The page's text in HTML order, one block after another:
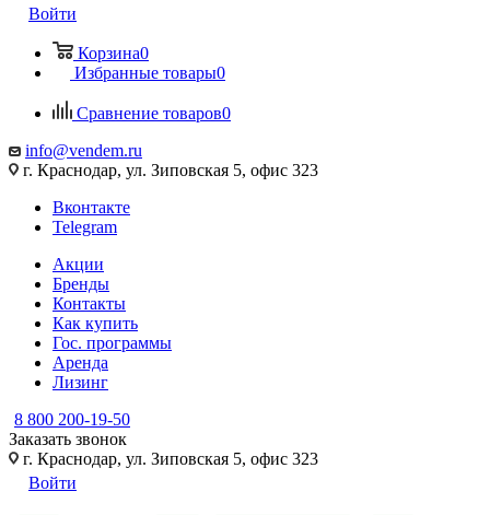
Войти
Корзина0
Избранные товары0
Сравнение товаров0
info@vendem.ru
г. Краснодар, ул. Зиповская 5, офис 323
Вконтакте
Telegram
Акции
Бренды
Контакты
Как купить
Гос. программы
Аренда
Лизинг
8 800 200-19-50
Заказать звонок
г. Краснодар, ул. Зиповская 5, офис 323
Войти